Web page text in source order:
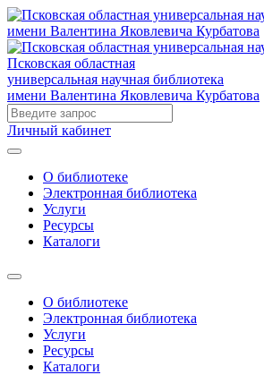
Псковская областная
универсальная научная библиотека
имени Валентина Яковлевича Курбатова
Личный кабинет
О библиотеке
Электронная библиотека
Услуги
Ресурсы
Каталоги
О библиотеке
Электронная библиотека
Услуги
Ресурсы
Каталоги